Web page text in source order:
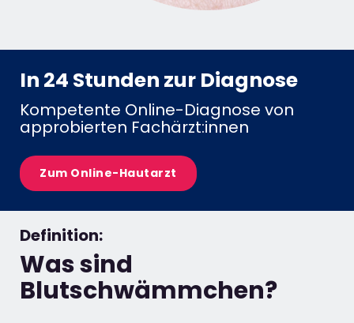
In 24 Stunden zur Diagnose
Kompetente Online-Diagnose von
approbierten Fachärzt:innen
Zum Online-Hautarzt
Definition:
Was sind
Blutschwämmchen?